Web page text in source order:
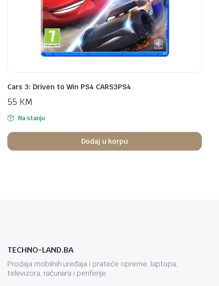
Cars 3: Driven to Win PS4 CARS3PS4
55 KM
Na stanju
Dodaj u korpu
TECHNO-LAND.BA
Prodaja mobilnih uređaja i prateće opreme, laptopa,
televizora, računara i periferije.